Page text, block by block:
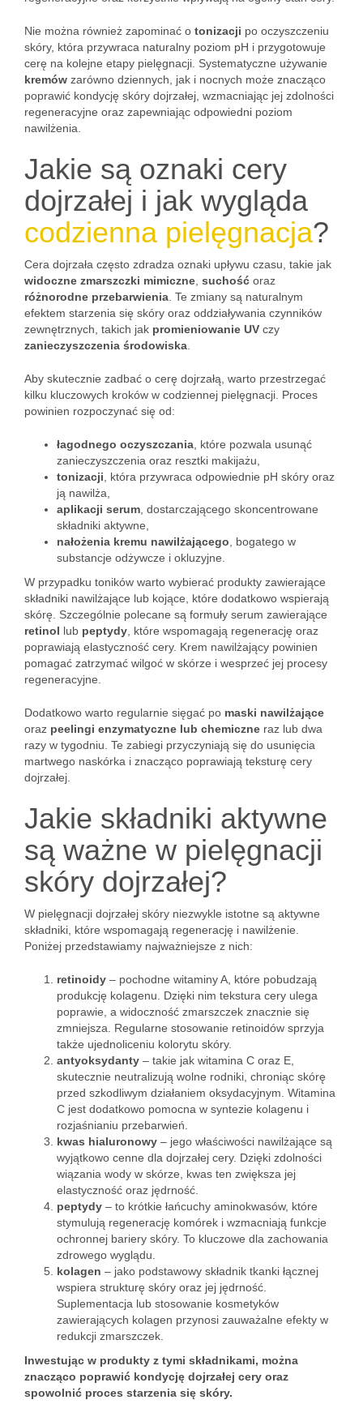
Nie można również zapominać o tonizacji po oczyszczeniu
skóry, która przywraca naturalny poziom pH i przygotowuje
cerę na kolejne etapy pielęgnacji. Systematyczne używanie
kremów zarówno dziennych, jak i nocnych może znacząco
poprawić kondycję skóry dojrzałej, wzmacniając jej zdolności
regeneracyjne oraz zapewniając odpowiedni poziom
nawilżenia.
Jakie są oznaki cery
dojrzałej i jak wygląda
codzienna pielęgnacja?
Cera dojrzała często zdradza oznaki upływu czasu, takie jak
widoczne zmarszczki mimiczne suchość oraz
różnorodne przebarwienia . Te zmiany są naturalnym
efektem starzenia się skóry oraz oddziaływania czynników
zewnętrznych, takich jak promieniowanie UV czy
zanieczyszczenia środowiska
Aby skutecznie zadbać o cerę dojrzałą, warto przestrzegać
kilku kluczowych kroków w codziennej pielęgnacji. Proces
powinien rozpoczynać się od:
łagodnego oczyszczania , które pozwala usunąć
zanieczyszczenia oraz resztki makijażu,
tonizacji , która przywraca odpowiednie pH skóry oraz
ją nawilża,
aplikacji serum , dostarczającego skoncentrowane
składniki aktywne,
nałożenia kremu nawilżającego , bogatego w
substancje odżywcze i okluzyjne.
W przypadku toników warto wybierać produkty zawierające
składniki nawilżające lub kojące, które dodatkowo wspierają
skórę. Szczególnie polecane są formuły serum zawierające
retinol lub peptydy , które wspomagają regenerację oraz
poprawiają elastyczność cery. Krem nawilżający powinien
pomagać zatrzymać wilgoć w skórze i wesprzeć jej procesy
regeneracyjne.
Dodatkowo warto regularnie sięgać po maski nawilżające
oraz peelingi enzymatyczne lub chemiczne raz lub dwa
razy w tygodniu. Te zabiegi przyczyniają się do usunięcia
martwego naskórka i znacząco poprawiają teksturę cery
dojrzałej.
Jakie składniki aktywne
są ważne w pielęgnacji
skóry dojrzałej?
W pielęgnacji dojrzałej skóry niezwykle istotne są aktywne
składniki, które wspomagają regenerację i nawilżenie.
Poniżej przedstawiamy najważniejsze z nich:
retinoidy – pochodne witaminy A, które pobudzają
produkcję kolagenu. Dzięki nim tekstura cery ulega
poprawie, a widoczność zmarszczek znacznie się
zmniejsza. Regularne stosowanie retinoidów sprzyja
także ujednoliceniu kolorytu skóry.
antyoksydanty – takie jak witamina C oraz E,
skutecznie neutralizują wolne rodniki, chroniąc skórę
przed szkodliwym działaniem oksydacyjnym. Witamina
C jest dodatkowo pomocna w syntezie kolagenu i
rozjaśnianiu przebarwień.
kwas hialuronowy – jego właściwości nawilżające są
wyjątkowo cenne dla dojrzałej cery. Dzięki zdolności
wiązania wody w skórze, kwas ten zwiększa jej
elastyczność oraz jędrność.
peptydy – to krótkie łańcuchy aminokwasów, które
stymulują regenerację komórek i wzmacniają funkcje
ochronnej bariery skóry. To kluczowe dla zachowania
zdrowego wyglądu.
kolagen – jako podstawowy składnik tkanki łącznej
wspiera strukturę skóry oraz jej jędrność.
Suplementacja lub stosowanie kosmetyków
zawierających kolagen przynosi zauważalne efekty w
redukcji zmarszczek.
Inwestując w produkty z tymi składnikami, można
znacząco poprawić kondycję dojrzałej cery oraz
spowolnić proces starzenia się skóry.